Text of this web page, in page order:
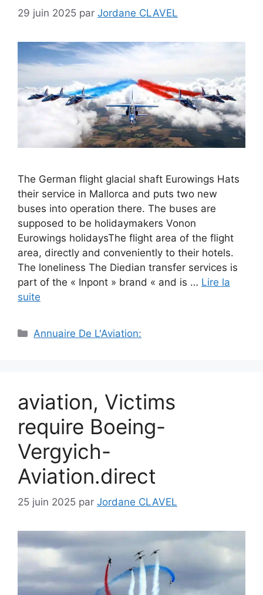
29 juin 2025 par Jordane CLAVEL
The German flight glacial shaft Eurowings Hats
their service in Mallorca and puts two new
buses into operation there. The buses are
supposed to be holidaymakers Vonon
Eurowings holidaysThe flight area of ​​the flight
area, directly and conveniently to their hotels.
The loneliness The Diedian transfer services is
part of the « Inpont » brand « and is … Lire la
suite
Catégories
Annuaire De L'Aviation:
aviation, Victims
require Boeing-
Vergyich-
Aviation.direct
25 juin 2025 par Jordane CLAVEL